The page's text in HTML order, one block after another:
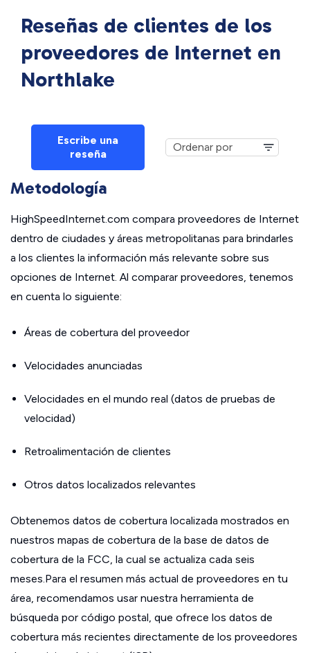
Reseñas de clientes de los
proveedores de Internet en
Northlake
Escribe una
reseña
Metodología
HighSpeedInternet.com compara proveedores de Internet
dentro de ciudades y áreas metropolitanas para brindarles
a los clientes la información más relevante sobre sus
opciones de Internet. Al comparar proveedores, tenemos
en cuenta lo siguiente:
Áreas de cobertura del proveedor
Velocidades anunciadas
Velocidades en el mundo real (datos de pruebas de
velocidad)
Retroalimentación de clientes
Otros datos localizados relevantes
Obtenemos datos de cobertura localizada mostrados en
nuestros mapas de cobertura de la base de datos de
cobertura de la FCC, la cual se actualiza cada seis
meses.Para el resumen más actual de proveedores en tu
área, recomendamos usar nuestra herramienta de
búsqueda por código postal, que ofrece los datos de
cobertura más recientes directamente de los proveedores